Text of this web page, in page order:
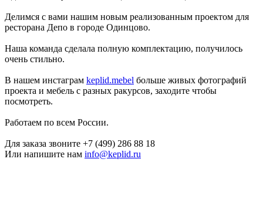
Делимся с вами нашим новым реализованным проектом для
ресторана Депо в городе Одинцово.
Наша команда сделала полную комплектацию, получилось
очень стильно.
В нашем инстаграм keplid.mebel больше живых фотографий
проекта и мебель с разных ракурсов, заходите чтобы
посмотреть.
Работаем по всем России.
Для заказа звоните +7 (499) 286 88 18
Или напишите нам info@keplid.ru